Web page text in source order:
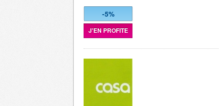
-5%
J'EN PROFITE